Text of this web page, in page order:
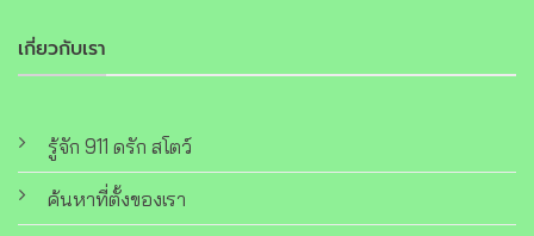
เกี่ยวกับเรา
รู้จัก 911 ดรัก สโตว์
ค้นหาที่ตั้งของเรา